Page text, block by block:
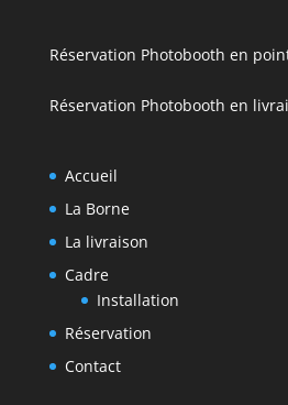
Réservation Photobooth en
Réservation Photobooth en
Accueil
La Borne
La livraison
Cadre
Installation
Réservation
Contact